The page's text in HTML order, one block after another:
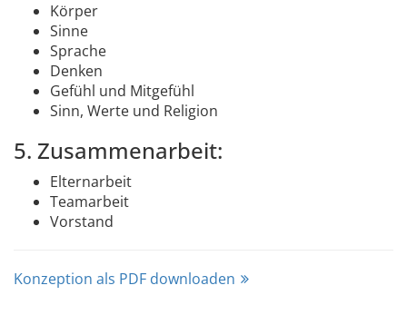
Körper
Sinne
Sprache
Denken
Gefühl und Mitgefühl
Sinn, Werte und Religion
5. Zusammenarbeit:
Elternarbeit
Teamarbeit
Vorstand
Konzeption als PDF downloaden